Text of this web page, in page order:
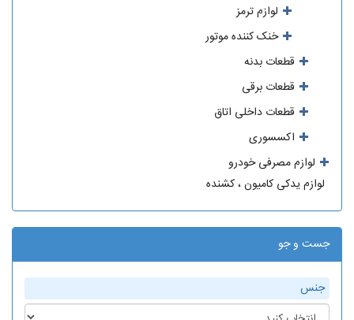
لوازم ترمز
خنک کننده موتور
قطعات بدنه
قطعات برقی
قطعات داخلی اتاق
اکسسوری
لوازم مصرفی خودرو
لوازم یدکی کامیون ، کشنده
جست و جو
جنس